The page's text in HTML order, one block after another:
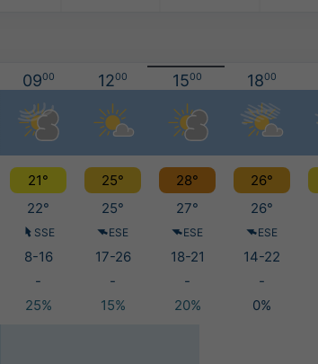
0900 1200 1500 1800
21° 25° 28° 26°
22° 25° 27° 26°
SSE ESE ESE ESE
8-16 17-26 18-21 14-22
- - - -
25% 15% 20% 0%